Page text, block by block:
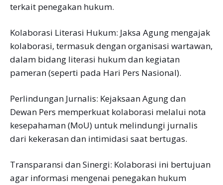
terkait penegakan hukum.
Kolaborasi Literasi Hukum: Jaksa Agung mengajak
kolaborasi, termasuk dengan organisasi wartawan,
dalam bidang literasi hukum dan kegiatan
pameran (seperti pada Hari Pers Nasional).
Perlindungan Jurnalis: Kejaksaan Agung dan
Dewan Pers memperkuat kolaborasi melalui nota
kesepahaman (MoU) untuk melindungi jurnalis
dari kekerasan dan intimidasi saat bertugas.
Transparansi dan Sinergi: Kolaborasi ini bertujuan
agar informasi mengenai penegakan hukum